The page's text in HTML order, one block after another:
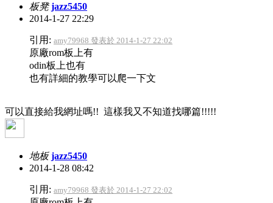
板凳 jazz5450
2014-1-27 22:29
引用: amy79968 發表於 2014-1-27 22:02
原廠rom板上有
odin板上也有
也有詳細的教學可以爬一下文
可以直接給我網址嗎!! 這樣我又不知道找哪篇!!!!!
地板 jazz5450
2014-1-28 08:42
引用: amy79968 發表於 2014-1-27 22:02